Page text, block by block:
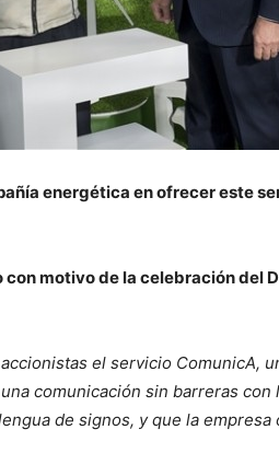
energética en ofrecer este
con motivo de la celebración del
el servicio ComunicA,
comunicación sin barreras con
de signos, y que la